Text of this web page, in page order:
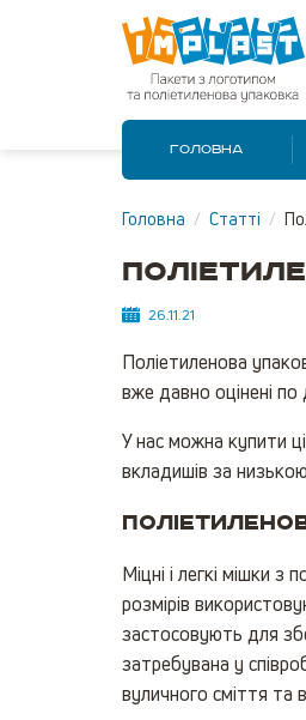
ГОЛОВНА
Головна / Статті /
26.11.21
Поліетиленова
вже давно оцінені по
У нас можна купити
вкладишів за
Міцні і легкі мішки
розмірів
застосовують для
затребувана у
вуличного сміття та